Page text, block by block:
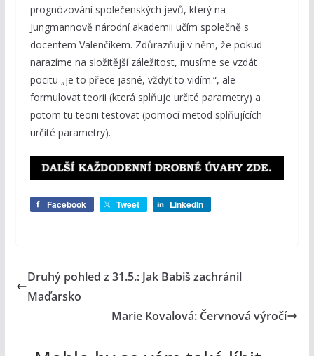
prognózování společenských jevů, který na
Jungmannově národní akademii učím společně s
docentem Valenčíkem. Zdůrazňuji v něm, že pokud
narazíme na složitější záležitost, musíme se vzdát
pocitu „je to přece jasné, vždyť to vidím.“, ale
formulovat teorii (která splňuje určité parametry) a
potom tu teorii testovat (pomocí metod splňujících
určité parametry).
Facebook Tweet LinkedIn
Druhý pohled z 31.5.: Jak Babiš zachránil
Maďarsko
Marie Kovalová: Červnová výročí